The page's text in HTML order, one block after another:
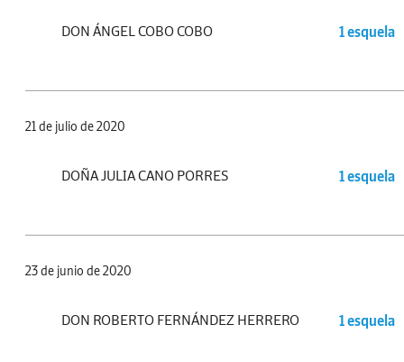
DON ÁNGEL COBO COBO 1 esquela
21 de julio de 2020
DOÑA JULIA CANO PORRES 1 esquela
23 de junio de 2020
DON ROBERTO FERNÁNDEZ HERRERO 1 esquela